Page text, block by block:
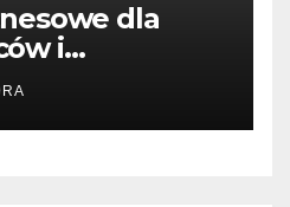
dla
i